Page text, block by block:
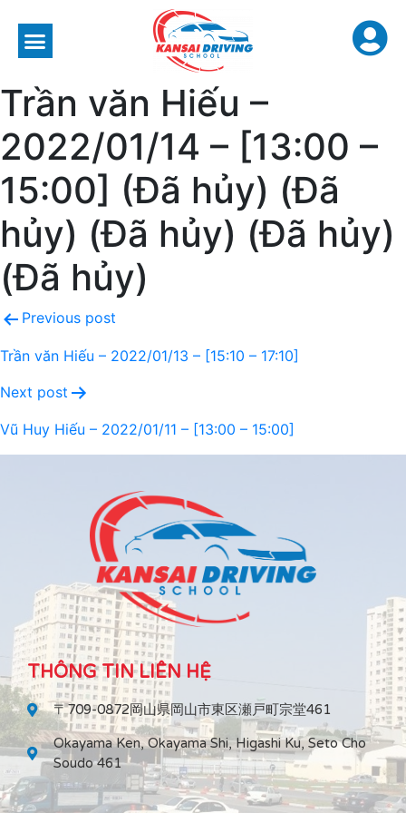
Trần văn Hiếu –
2022/01/14 – [13:00 –
15:00] (Đã hủy) (Đã
hủy) (Đã hủy) (Đã hủy)
(Đã hủy)
Previous post
Trần văn Hiếu – 2022/01/13 – [15:10 – 17:10]
Next post
Vũ Huy Hiếu – 2022/01/11 – [13:00 – 15:00]
THÔNG TIN LIÊN HỆ
〒709-0872岡山県岡山市東区瀬戸町宗堂461
Okayama Ken, Okayama Shi, Higashi Ku, Seto Cho
Soudo 461